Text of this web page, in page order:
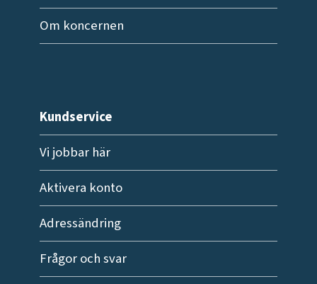
Om koncernen
Kundservice
Vi jobbar här
Aktivera konto
Adressändring
Frågor och svar